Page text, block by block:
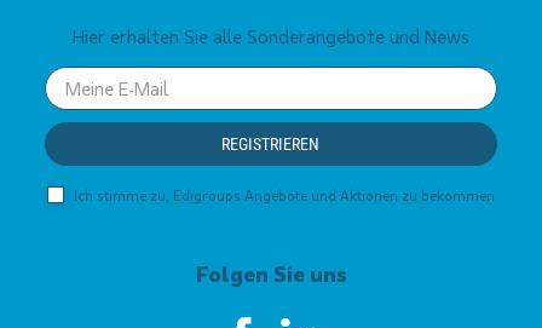
Hier erhalten Sie alle Sonderangebote und News
Your
email
REGISTRIEREN
Ich stimme zu, Edigroups Angebote und Aktionen zu bekommen
Folgen Sie uns